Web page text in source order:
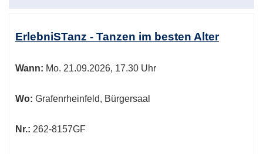
ErlebniSTanz - Tanzen im besten Alter
Wann: Mo. 21.09.2026, 17.30 Uhr
Wo: Grafenrheinfeld, Bürgersaal
Nr.: 262-8157GF